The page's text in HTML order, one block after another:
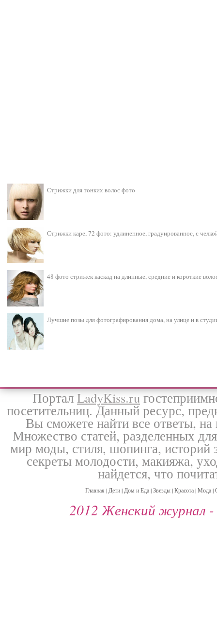
Стрижки для тонких волос фото
Стрижки каре, 72 фото: удлиненное, градуированное, с
48 фото стрижек каскад на длинные, средние и короткие
Лучшие позы для фотографирования дома, на улице и в
ПорталLadyKiss.ru
посетительниц. Данный ресурс,
Вы сможете найти все ответы,
Множество статей, разделенных
мир моды, стиля, шопинга, историй
секреты молодости, макияжа,
найдется, что
Главная | Дети| Дом и Еда|Звезды|Красота|Мода|
2012 Женский журнал